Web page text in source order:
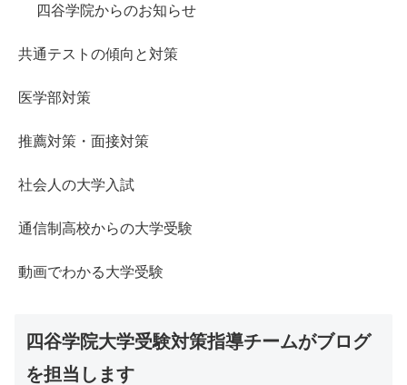
四谷学院からのお知らせ
共通テストの傾向と対策
医学部対策
推薦対策・面接対策
社会人の大学入試
通信制高校からの大学受験
動画でわかる大学受験
四谷学院大学受験対策指導チームがブログ
を担当します